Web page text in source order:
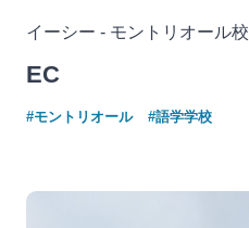
イーシー - モントリオール校
EC
#モントリオール #語学学校